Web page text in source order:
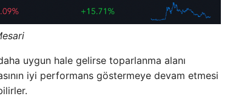
uygun hale gelirse toparlanma alanı
iyi performans göstermeye devam etmesi